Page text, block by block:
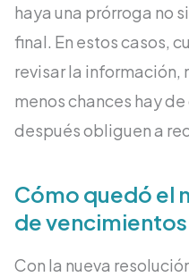
haya una prórroga no
final. En estos casos,
revisar la información,
menos chances hay
después obliguen a
Cómo quedó el
de vencimientos
Con la nueva